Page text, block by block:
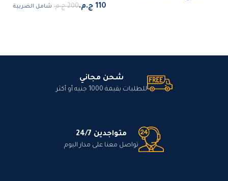
شامل الضريبة
شحن مجاني
للطلبات بقيمة 1000 جنيه أو أكثر
متواجدين 24/7
تواصل معنا على مدار اليوم